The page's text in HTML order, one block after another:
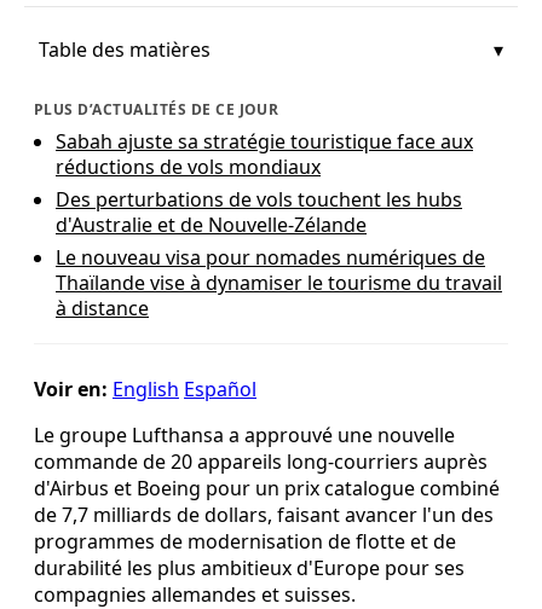
Table des matières
PLUS D’ACTUALITÉS DE CE JOUR
Sabah ajuste sa stratégie touristique face aux
réductions de vols mondiaux
Des perturbations de vols touchent les hubs
d'Australie et de Nouvelle-Zélande
Le nouveau visa pour nomades numériques de
Thaïlande vise à dynamiser le tourisme du travail
à distance
Voir en: English Español
Le groupe Lufthansa a approuvé une nouvelle
commande de 20 appareils long‑courriers auprès
d'Airbus et Boeing pour un prix catalogue combiné
de 7,7 milliards de dollars, faisant avancer l'un des
programmes de modernisation de flotte et de
durabilité les plus ambitieux d'Europe pour ses
compagnies allemandes et suisses.